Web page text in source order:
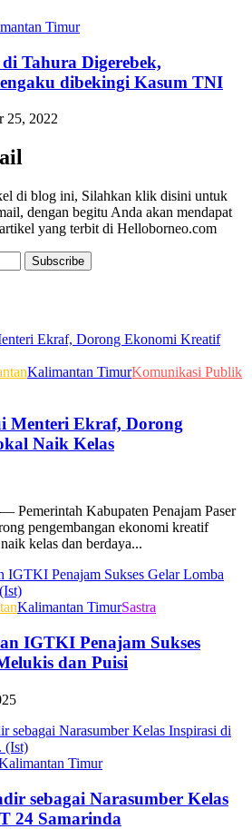
Timur
Tahura Digerebek,
dibekingi Kasum TNI
25, 2022
di blog ini, Silahkan klik disini untuk
dengan begitu Anda akan mendapat
yang terbit di Helloborneo.com
Kalimantan TimurKomunikasi Publik
Menteri Ekraf, Dorong
Naik Kelas
Pemerintah Kabupaten Penajam Paser
pengembangan ekonomi kreatif
kelas dan berdaya...
Kalimantan TimurSastra
IGTKI Penajam Sukses
dan Puisi
Timur
sebagai Narasumber Kelas
24 Samarinda